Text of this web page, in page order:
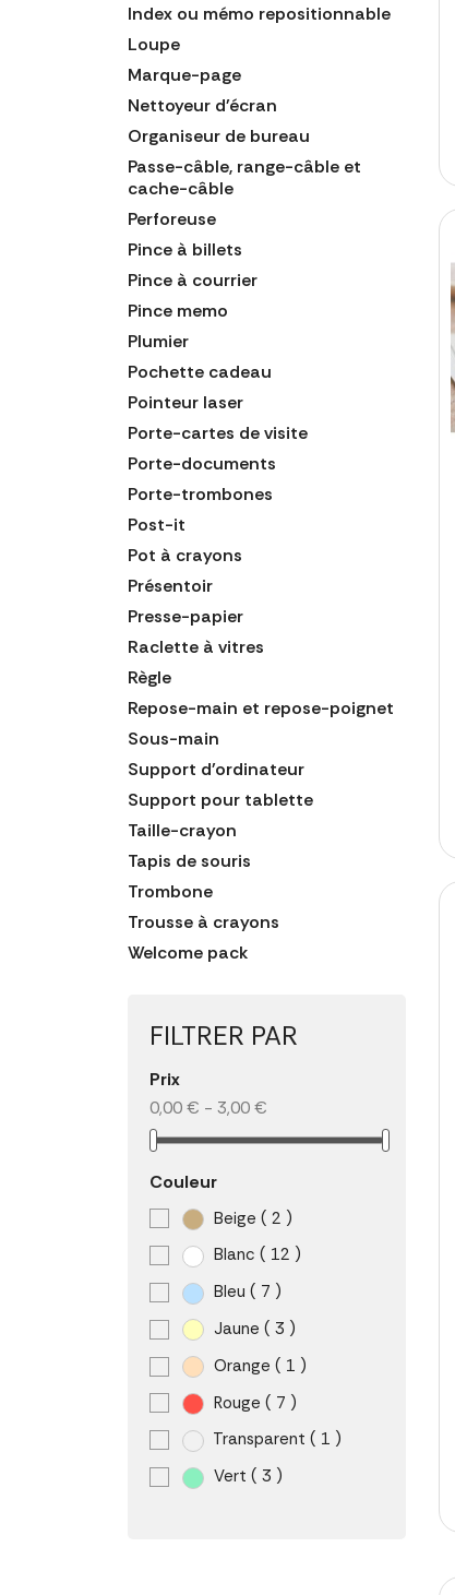
Index ou mémo repositionnable
Loupe
Marque-page
Nettoyeur d'écran
Organiseur de bureau
Passe-câble, range-câble et
cache-câble
Perforeuse
Pince à billets
Pince à courrier
Pince memo
Plumier
Pochette cadeau
Pointeur laser
Porte-cartes de visite
Porte-documents
Porte-trombones
Post-it
Pot à crayons
Présentoir
Presse-papier
Raclette à vitres
Règle
Repose-main et repose-poignet
Sous-main
Support d'ordinateur
Support pour tablette
Taille-crayon
Tapis de souris
Trombone
Trousse à crayons
Welcome pack
FILTRER PAR
Prix
0,00 € - 3,00 €
Couleur
Beige ( 2 )
Blanc ( 12 )
Bleu ( 7 )
Jaune ( 3 )
Orange ( 1 )
Rouge ( 7 )
Transparent ( 1 )
Vert ( 3 )